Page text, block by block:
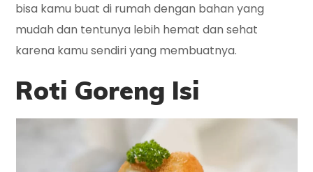
bisa kamu buat di rumah dengan bahan yang
mudah dan tentunya lebih hemat dan sehat
karena kamu sendiri yang membuatnya.
Roti Goreng Isi